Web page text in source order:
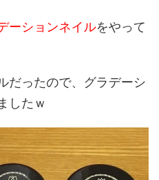
ーションネイルをやって
だったので、グラデーシ
したｗ